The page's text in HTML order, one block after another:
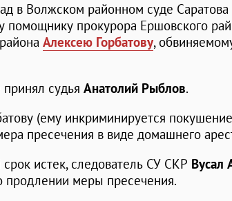
в Волжском районном суде
помощнику прокурора Ершовского
Алексею Горбатову,
судья Анатолий Рыблов.
(ему инкриминируется
пресечения в виде домашнего
истек, следователь СУ СКР Вусал
продлении меры пресечения.